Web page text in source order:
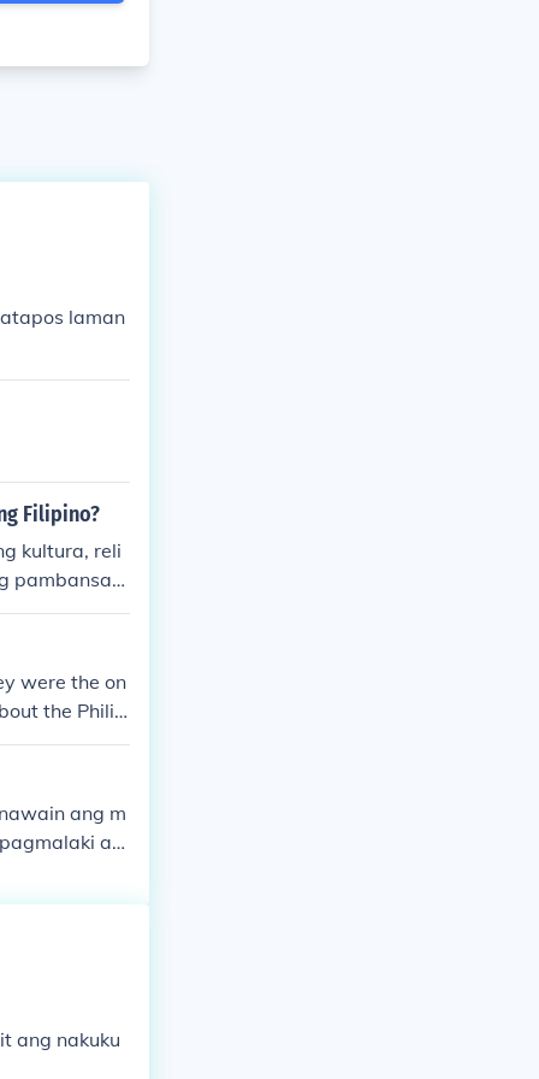
laman
Filipino?
kultura, reli
pambansan
were the on
the Philip
own history.
ang m
an
aaralan ang
unawa s
ang nakuku